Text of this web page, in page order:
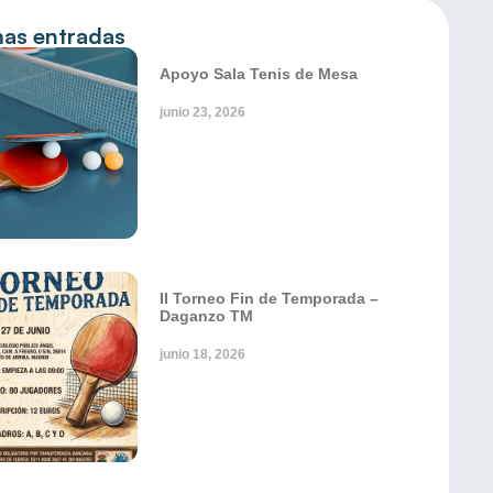
entradas
Apoyo Sala Tenis de Mesa
junio 23, 2026
II Torneo Fin de Temporada –
Daganzo TM
junio 18, 2026